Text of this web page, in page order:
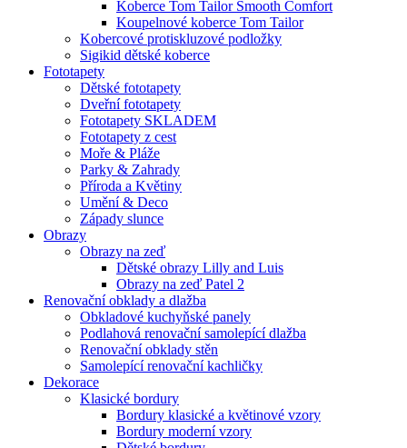
Koberce Tom Tailor Smooth Comfort
Koupelnové koberce Tom Tailor
Kobercové protiskluzové podložky
Sigikid dětské koberce
Fototapety
Dětské fototapety
Dveřní fototapety
Fototapety SKLADEM
Fototapety z cest
Moře & Pláže
Parky & Zahrady
Příroda a Květiny
Umění & Deco
Západy slunce
Obrazy
Obrazy na zeď
Dětské obrazy Lilly and Luis
Obrazy na zeď Patel 2
Renovační obklady a dlažba
Obkladové kuchyňské panely
Podlahová renovační samolepící dlažba
Renovační obklady stěn
Samolepící renovační kachličky
Dekorace
Klasické bordury
Bordury klasické a květinové vzory
Bordury moderní vzory